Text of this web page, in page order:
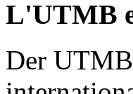
L'UTMB
Der